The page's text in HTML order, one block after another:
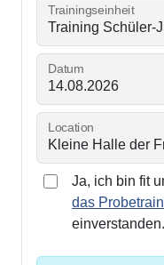
Trainingseinheit
Datum
Location
Ja, ich bin fit
das
einverstanden.